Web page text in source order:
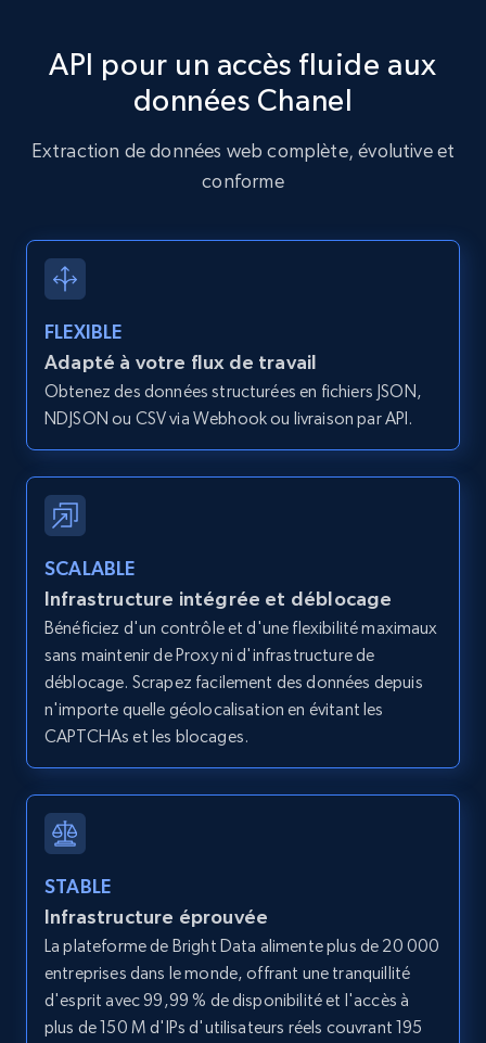
API pour un accès fluide aux
données Chanel
Extraction de données web complète, évolutive et
conforme
FLEXIBLE
Adapté à votre flux de travail
Obtenez des données structurées en fichiers JSON,
NDJSON ou CSV via Webhook ou livraison par API.
SCALABLE
Infrastructure intégrée et déblocage
Bénéficiez d'un contrôle et d'une flexibilité maximaux
sans maintenir de Proxy ni d'infrastructure de
déblocage. Scrapez facilement des données depuis
n'importe quelle géolocalisation en évitant les
CAPTCHAs et les blocages.
STABLE
Infrastructure éprouvée
La plateforme de Bright Data alimente plus de 20 000
entreprises dans le monde, offrant une tranquillité
d'esprit avec 99,99 % de disponibilité et l'accès à
plus de 150 M d'IPs d'utilisateurs réels couvrant 195